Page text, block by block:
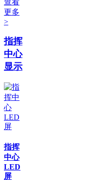
更多
>
指挥
中心
显示
指挥
中心
LED
屏